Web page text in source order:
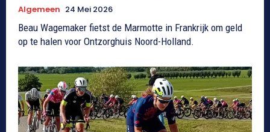
Algemeen 24 Mei 2026
Beau Wagemaker fietst de Marmotte in Frankrijk om geld
op te halen voor Ontzorghuis Noord-Holland.